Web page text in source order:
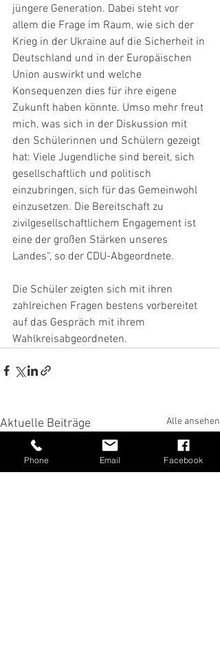
jüngere Generation. Dabei steht vor
allem die Frage im Raum, wie sich der
Krieg in der Ukraine auf die Sicherheit in
Deutschland und in der Europäischen
Union auswirkt und welche
Konsequenzen dies für ihre eigene
Zukunft haben könnte. Umso mehr freut
mich, was sich in der Diskussion mit
den Schülerinnen und Schülern gezeigt
hat: Viele Jugendliche sind bereit, sich
gesellschaftlich und politisch
einzubringen, sich für das Gemeinwohl
einzusetzen. Die Bereitschaft zu
zivilgesellschaftlichem Engagement ist
eine der großen Stärken unseres
Landes“, so der CDU-Abgeordnete.
Die Schüler zeigten sich mit ihren
zahlreichen Fragen bestens vorbereitet
auf das Gespräch mit ihrem
Wahlkreisabgeordneten.
Aktuelle Beiträge Alle ansehen
Phone Email Facebook